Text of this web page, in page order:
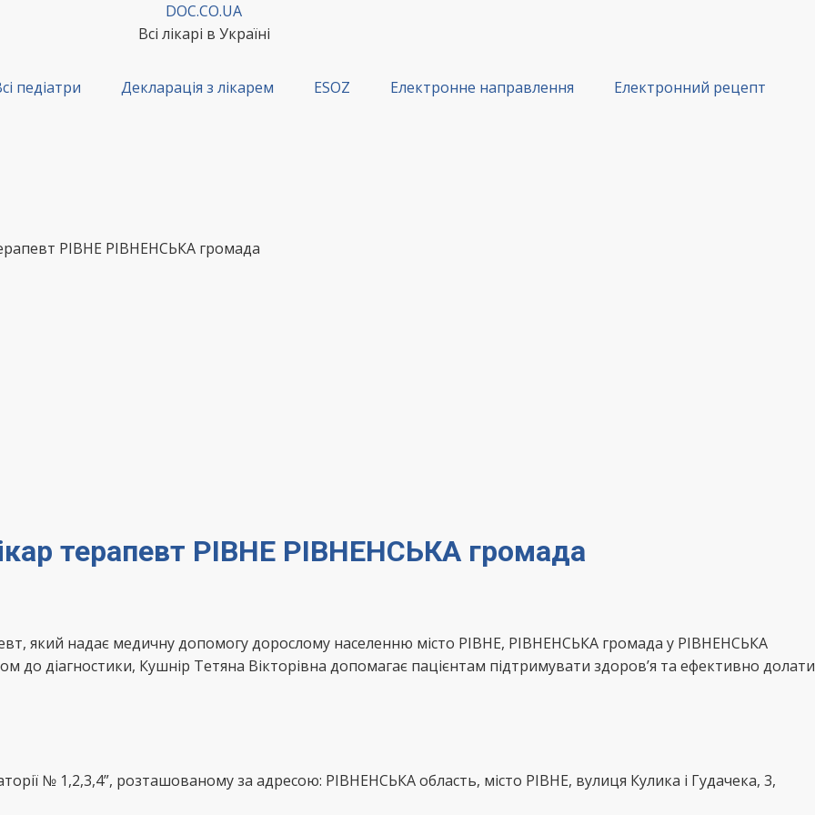
DOC.CO.UA
Всі лікарі в Україні
педіатри Декларація з лікарем ESOZ Електронне направлення Електронний рецепт
РІВНЕ РІВНЕНСЬКА громада
терапевт РІВНЕ РІВНЕНСЬКА громада
який надає медичну допомогу дорослому населенню місто РІВНЕ, РІВНЕНСЬКА громада у РІВНЕНСЬКА
до діагностики, Кушнір Тетяна Вікторівна допомагає пацієнтам підтримувати здоров’я та ефективно долати
№ 1,2,3,4”, розташованому за адресою: РІВНЕНСЬКА область, місто РІВНЕ, вулиця Кулика і Гудачека, 3,